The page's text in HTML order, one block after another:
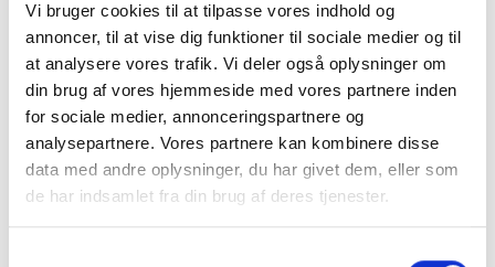
Vi bruger cookies til at tilpasse vores indhold og
annoncer, til at vise dig funktioner til sociale medier og til
at analysere vores trafik. Vi deler også oplysninger om
din brug af vores hjemmeside med vores partnere inden
for sociale medier, annonceringspartnere og
analysepartnere. Vores partnere kan kombinere disse
data med andre oplysninger, du har givet dem, eller som
de har indsamlet fra din brug af deres tjenester.